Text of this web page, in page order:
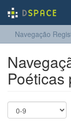
Navegação
Poéticas